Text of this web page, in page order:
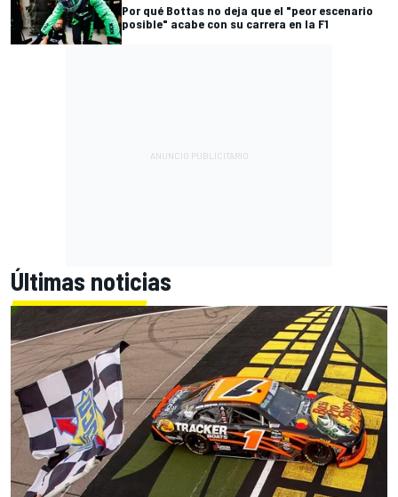
Por qué Bottas no deja que el "peor escenario
posible" acabe con su carrera en la F1
Últimas noticias